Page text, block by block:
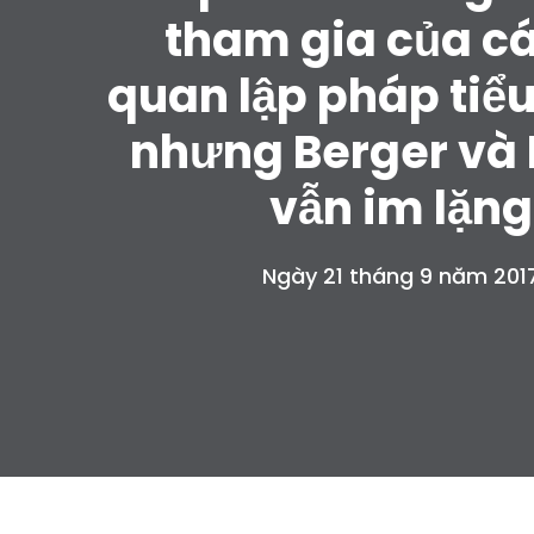
tham gia của
quan lập pháp
nhưng Berger và
vẫn im lặng
Ngày 21 tháng 9 năm